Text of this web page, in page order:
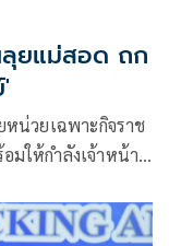
ลุยแม่สอด ถก
หน่วยเฉพาะกิจราช
มให้กำลังเจ้าหน้าที่